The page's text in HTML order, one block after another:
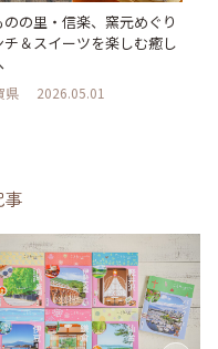
の里・信楽、窯元めぐり
チ＆スイーツを楽しむ癒し
県 2026.05.01
事